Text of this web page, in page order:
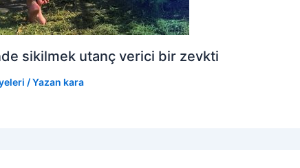
sikilmek utanç verici bir zevkti
/ Yazan kara